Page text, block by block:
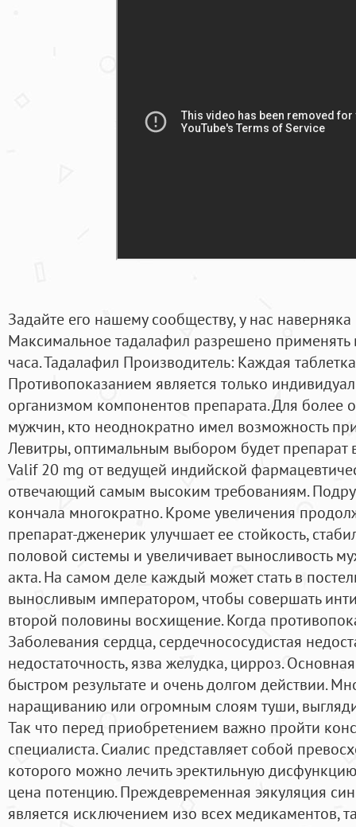
Задайте его нашему сообществу, у нас наверняка
Максимальное тадалафил разрешено применять
часа. Тадалафил Производитель: Каждая
Противопоказанием является только
организмом компонентов препарата. Для
мужчин, кто неоднократно имел возможность
Левитры, оптимальным выбором будет препарат
Valif 20 mg от ведущей индийской
отвечающий самым высоким требованиям.
кончала многократно. Кроме увеличения
препарат-дженерик улучшает ее стойкость,
половой системы и увеличивает выносливость
акта. На самом деле каждый может стать в
выносливым императором, чтобы совершать
второй половины восхищение. Когда
Заболевания сердца, сердечнососудистая
недостаточность, язва желудка, цирроз.
быстром результате и очень долгом действии.
наращиванию или огромным слоям туши,
Так что перед приобретением важно пройти
специалиста. Сиалис представляет собой
которого можно лечить эректильную
цена потенцию. Преждевременная эякуляция
является исключением изо всех медикаментов,